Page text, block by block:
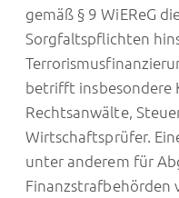
gemäß § 9 WiEReG
Sorgfaltspflichten
betrifft insbesondere
Rechtsanwälte,
Wirtschaftsprüfer.
unter anderem für
Finanzstrafbehörden